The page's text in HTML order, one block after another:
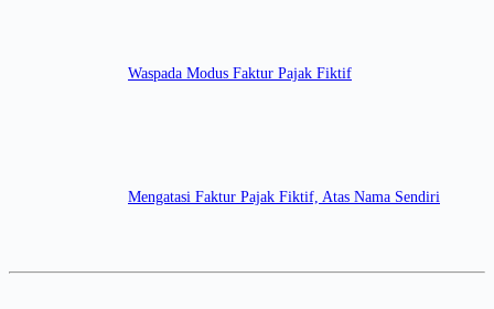
Waspada Modus Faktur Pajak Fiktif
Mengatasi Faktur Pajak Fiktif, Atas Nama Sendiri